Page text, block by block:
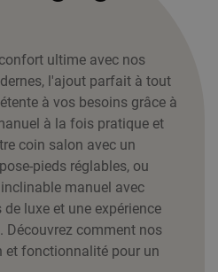
ultime avec nos
l'ajout parfait à tout
à vos besoins grâce à
à la fois pratique et
coin salon avec un
pieds réglables, ou
manuel avec
luxe et une expérience
Découvrez comment nos
fonctionnalité pour un